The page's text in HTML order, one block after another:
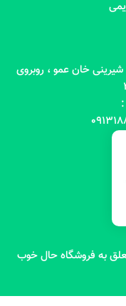
خان عمو ، روبروی
به فروشگاه حال خوب